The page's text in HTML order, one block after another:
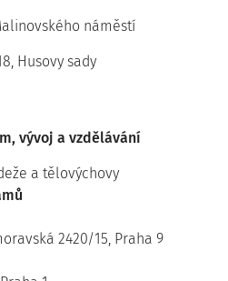
náměstí
Husovy sady
vývoj a vzdělávání
a tělovýchovy
2420/15, Praha 9